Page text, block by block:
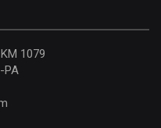
1079
PA